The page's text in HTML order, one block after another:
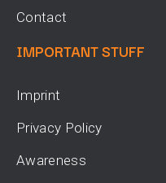
Contact
IMPORTANT STUFF
Imprint
Privacy Policy
Awareness